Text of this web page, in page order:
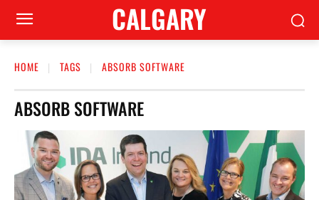
CALGARY
HOME TAGS ABSORB SOFTWARE
ABSORB SOFTWARE